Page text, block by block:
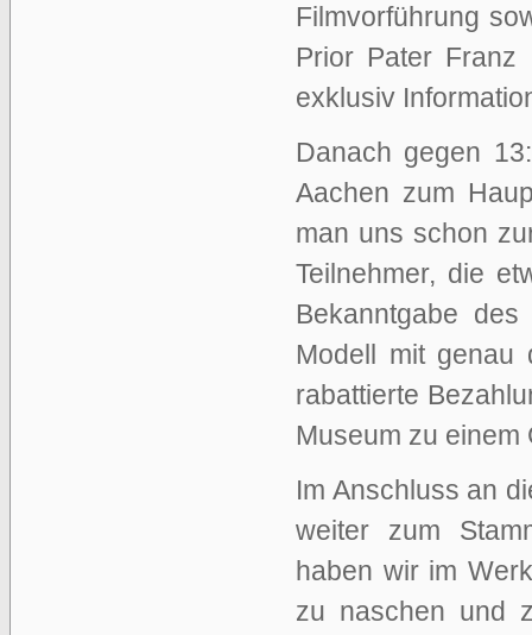
Filmvorführung
Prior Pater
exklusiv
Danach gegen
Aachen zum
man uns schon
Teilnehmer, die
Bekanntgabe
Modell mit genau
rabattierte
Museum zu einem
Im Anschluss an
weiter zum
haben wir im
zu naschen und